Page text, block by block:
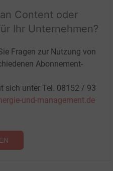
Content oder
Ihr Unternehmen?
Fragen zur Nutzung von
Abonnement-
sich unter Tel. 08152 / 93
und-management.de